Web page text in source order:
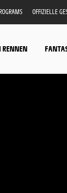
OFFIZIELLE
RENNEN